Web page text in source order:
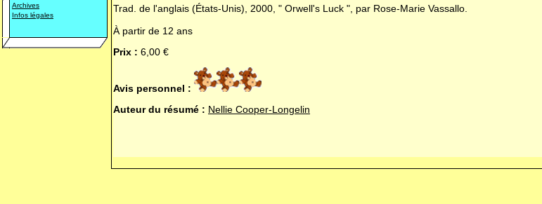
Archives
Infos légales
Trad. de l'anglais (États-Unis), 2000, " Orwell's Luck ", par Rose-Marie Vassallo.
À partir de 12 ans
Prix : 6,00 €
Avis personnel :
Auteur du résumé : Nellie Cooper-Longelin